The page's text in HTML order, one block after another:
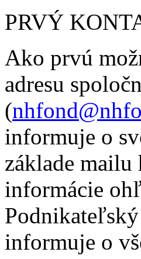
PRVÝ
Ako prvú
adresu
(
informuje o
základe mailu
informácie
informuje o